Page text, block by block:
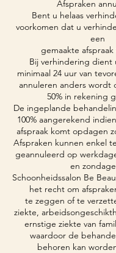
Afspraken
Bent u helaas
voorkomen dat u
een
gemaakte
Bij verhindering dient
minimaal 24 uur van
annuleren anders wordt
50% in rekening
De ingeplande
100% aangerekend
afspraak komt opdagen
Afspraken kunnen enkel
geannuleerd op
en
Schoonheidssalon Be
het recht om
te zeggen of te
ziekte,
ernstige ziekte van
waardoor de
behoren kan